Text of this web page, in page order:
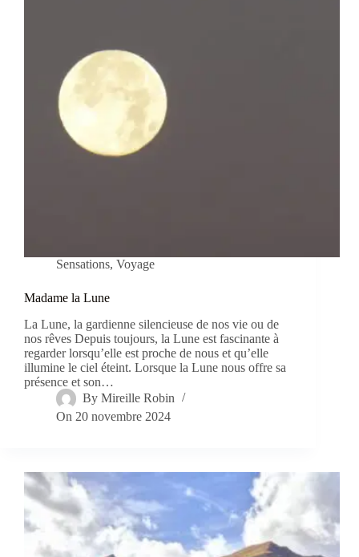
Sensations, Voyage
Madame la Lune
La Lune, la gardienne silencieuse de nos vie ou de
nos rêves Depuis toujours, la Lune est fascinante à
regarder lorsqu’elle est proche de nous et qu’elle
illumine le ciel éteint. Lorsque la Lune nous offre sa
présence et son…
By Mireille Robin
On 20 novembre 2024